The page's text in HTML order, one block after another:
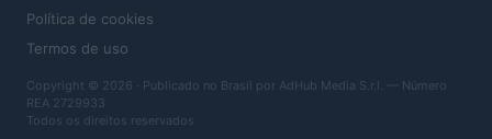
Política de cookies
Termos de uso
Copyright © 2026 · Publicado no Brasil por AdHub Media S.r.l. — Número
REA 2729933
Todos os direitos reservados